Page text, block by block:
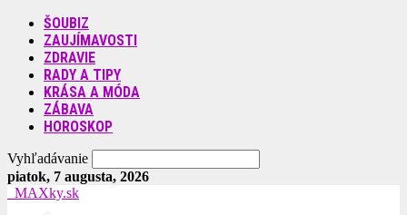
ŠOUBIZ
ZAUJÍMAVOSTI
ZDRAVIE
RADY A TIPY
KRÁSA A MÓDA
ZÁBAVA
HOROSKOP
Vyhľadávanie
piatok, 7 augusta, 2026
MAXky.sk